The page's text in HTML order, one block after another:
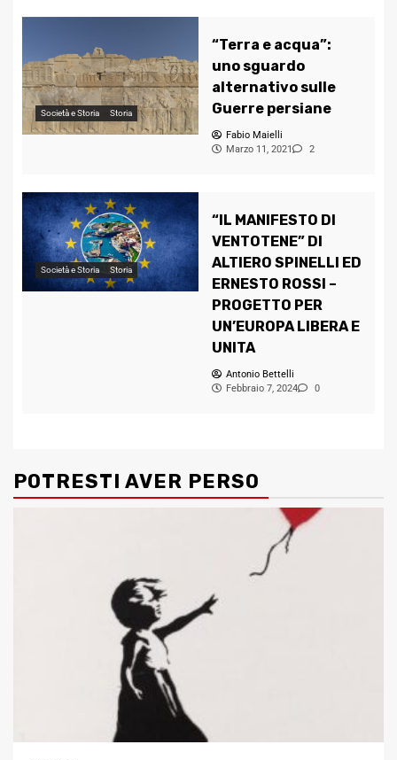
Società e Storia Storia
“Terra e acqua”:
uno sguardo
alternativo sulle
Guerre persiane
Fabio Maielli
Marzo 11, 2021
2
Società e Storia Storia
“IL MANIFESTO DI
VENTOTENE” DI
ALTIERO SPINELLI ED
ERNESTO ROSSI –
PROGETTO PER
UN’EUROPA LIBERA E
UNITA
Antonio Bettelli
Febbraio 7, 2024
0
POTRESTI AVER PERSO